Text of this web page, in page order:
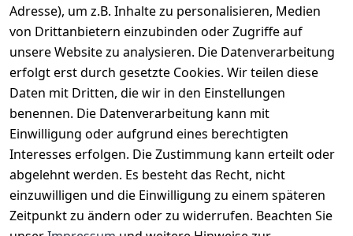
Adresse), um z.B. Inhalte zu personalisieren, Medien
von Drittanbietern einzubinden oder Zugriffe auf
unsere Website zu analysieren. Die Datenverarbeitung
erfolgt erst durch gesetzte Cookies. Wir teilen diese
Daten mit Dritten, die wir in den Einstellungen
benennen. Die Datenverarbeitung kann mit
Einwilligung oder aufgrund eines berechtigten
Interesses erfolgen. Die Zustimmung kann erteilt oder
abgelehnt werden. Es besteht das Recht, nicht
einzuwilligen und die Einwilligung zu einem späteren
Zeitpunkt zu ändern oder zu widerrufen. Beachten Sie
Rechtliches
AGB
Impressum
Datenschutze
Services
Kontakt
Registrieren
Katalog
Zahlungsm
öglichkeite
n
Vorkasse
Versanddie
nstleister
Post